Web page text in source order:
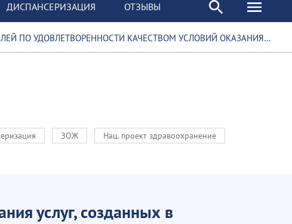
ДИСПАНСЕРИЗАЦИЯ ОТЗЫВЫ
КАЧЕСТВОМ УСЛОВИЙ ОКАЗАНИЯ УСЛУГ, СОЗДАННЫХ В МЕДИЦИНСКИХ ОРГАНИЗАЦИЯХ
ЗОЖ
Нац. проект здравоохранение
услуг, созданных в